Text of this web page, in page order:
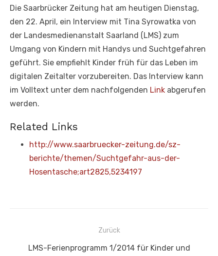
Die Saarbrücker Zeitung hat am heutigen Dienstag,
den 22. April, ein Interview mit Tina Syrowatka von
der Landesmedienanstalt Saarland (LMS) zum
Umgang von Kindern mit Handys und Suchtgefahren
geführt. Sie empfiehlt Kinder früh für das Leben im
digitalen Zeitalter vorzubereiten. Das Interview kann
im Volltext unter dem nachfolgenden Link abgerufen
werden.
Related Links
http://www.saarbruecker-zeitung.de/sz-
berichte/themen/Suchtgefahr-aus-der-
Hosentasche;art2825,5234197
Beitragsnavigation
Zurück
Vorheriger
LMS-Ferienprogramm 1/2014 für Kinder und